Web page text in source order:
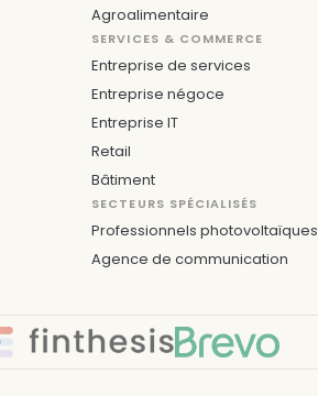
Agroalimentaire
SERVICES & COMMERCE
Entreprise de services
Entreprise négoce
Entreprise IT
Retail
Bâtiment
SECTEURS SPÉCIALISÉS
Professionnels photovoltaïques
Agence de communication